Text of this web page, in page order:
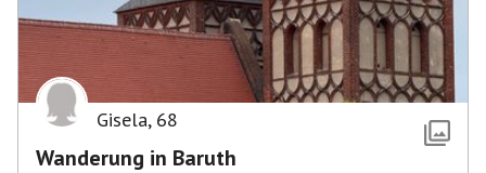
Gisela, 68
Wanderung in Baruth